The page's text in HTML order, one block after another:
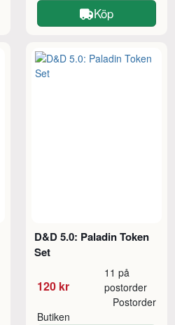
Köp
D&D 5.0: Paladin Token
Set
120 kr
11 på
postorder
Butiken
Postorder